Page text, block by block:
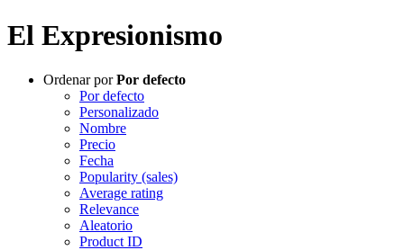
El Expresionismo
Ordenar porPor defecto
Por defecto
Personalizado
Nombre
Precio
Fecha
Popularity (sales)
Average rating
Relevance
Aleatorio
Product ID